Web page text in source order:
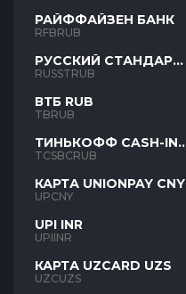
РАЙФФАЙЗЕН БАНК
RFBRUB
РУССКИЙ СТАНДАРТ
RUB
RUSSTRUB
ВТБ RUB
TBRUB
ТИНЬКОФФ CASH-IN
RUB
TCSBCRUB
КАРТА UNIONPAY CNY
UPCNY
UPI INR
UPIINR
КАРТА UZCARD UZS
UZCUZS